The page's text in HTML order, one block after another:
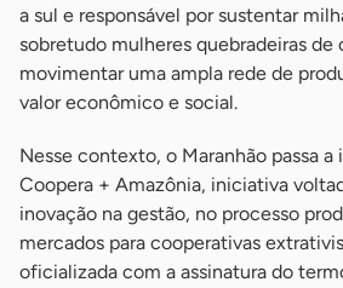
a sul e responsável por sustentar
sobretudo mulheres quebradeiras de
movimentar uma ampla rede de
valor econômico e social.
Nesse contexto, o Maranhão passa a
Coopera + Amazônia, iniciativa
inovação na gestão, no processo
mercados para cooperativas
oficializada com a assinatura do